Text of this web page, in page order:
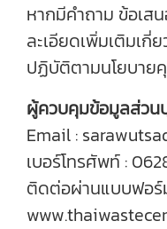
หากมีคำถาม ข้อเส
ละเอียดเพิ่มเติมเกี่
ปฏิบัติตามนโยบาย
ผู้ควบคุมข้อมูลส่วน
Email :
เบอร์โทรศัพท์ :
ติดต่อผ่านแบบฟอร์